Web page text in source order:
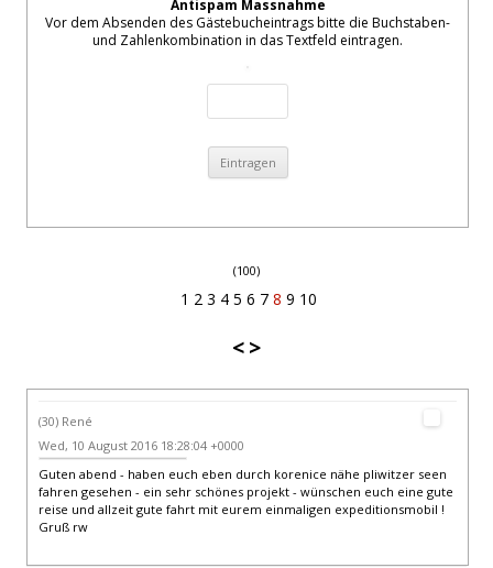
Antispam Massnahme
Vor dem Absenden des Gästebucheintrags bitte die Buchstaben-
und Zahlenkombination in das Textfeld eintragen.
(100)
1 2 3 4 5 6 7 8 9 10
<>
(30) René
Wed, 10 August 2016 18:28:04 +0000
Guten abend - haben euch eben durch korenice nähe pliwitzer seen
fahren gesehen - ein sehr schönes projekt - wünschen euch eine gute
reise und allzeit gute fahrt mit eurem einmaligen expeditionsmobil !
Gruß rw